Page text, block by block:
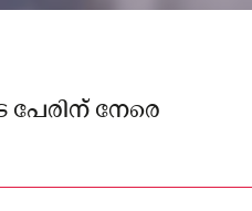
പേരിന് നേരെ